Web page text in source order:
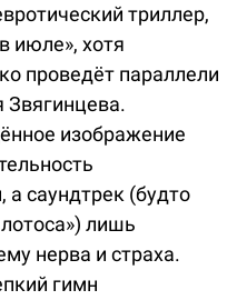
триллер,
июле», хотя
проведёт параллели
Звягинцева.
изображение
а саундтрек (будто
лишь
нерва и страха.
гимн